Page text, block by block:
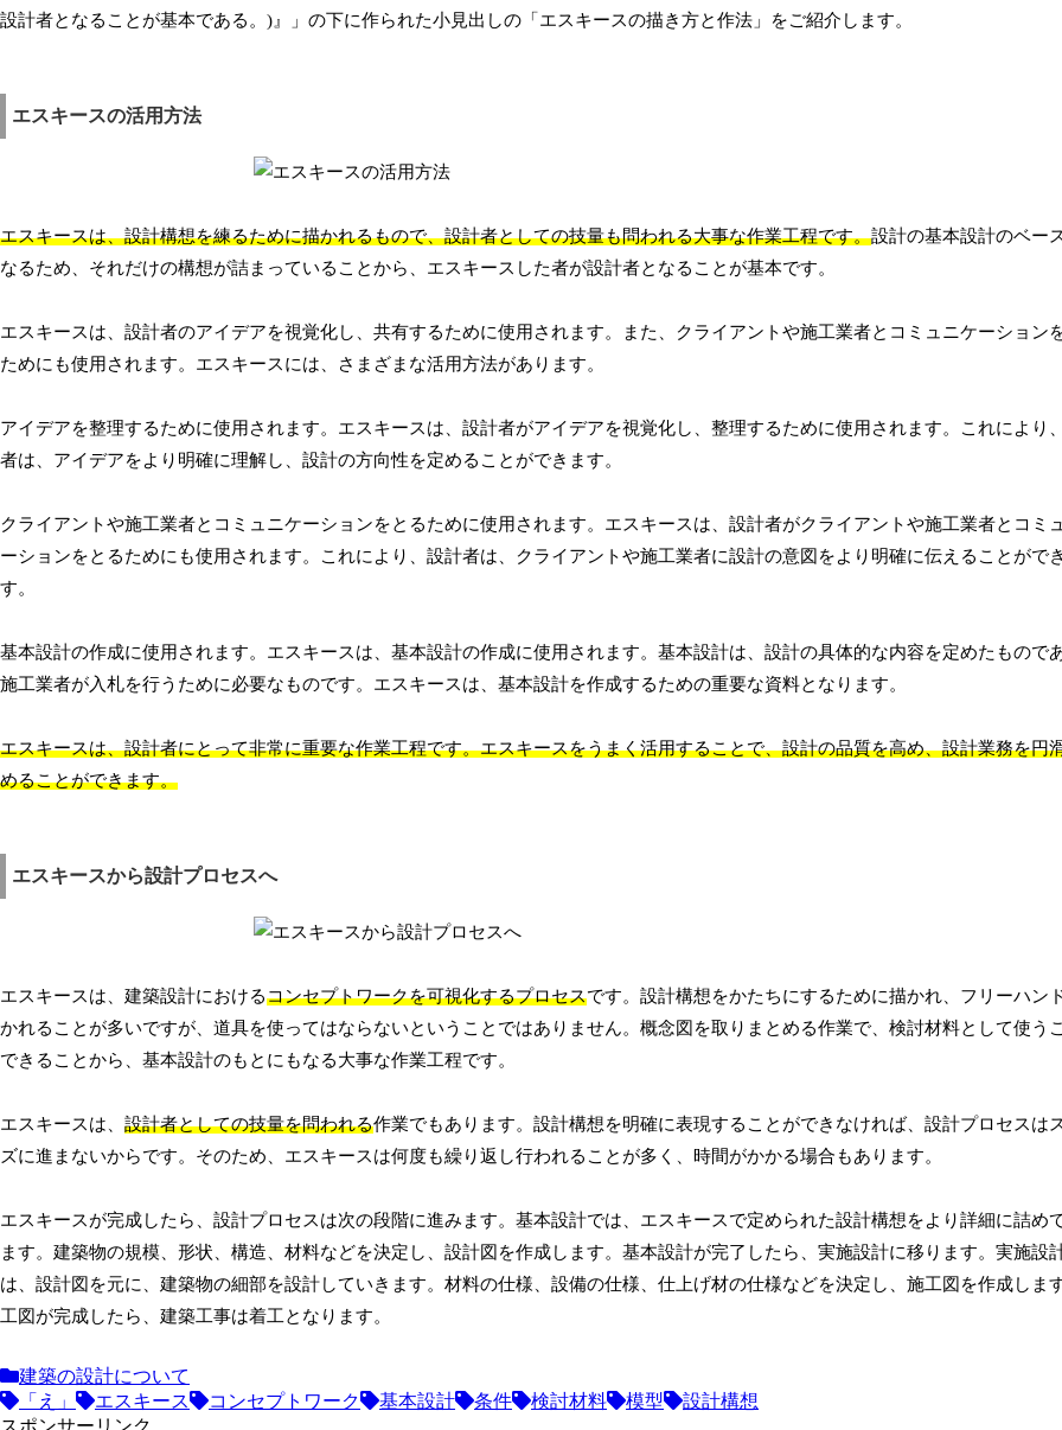
設計者となることが基本である。)』」の下に作られた小見出しの「エスキースの描き方と作法」をご紹介します。
エスキースの活用方法
エスキースは、設計構想を練るために描かれるもので、設計者としての技量も問われる大事な作業工程です。設計の基本設計のベー
なるため、それだけの構想が詰まっていることから、エスキースした者が設計者となることが基本です。
エスキースは、設計者のアイデアを視覚化し、共有するために使用されます。また、クライアントや施工業者とコミュニケーション
ためにも使用されます。エスキースには、さまざまな活用方法があります。
アイデアを整理するために使用されます。エスキースは、設計者がアイデアを視覚化し、整理するために使用されます。これにより
者は、アイデアをより明確に理解し、設計の方向性を定めることができます。
クライアントや施工業者とコミュニケーションをとるために使用されます。エスキースは、設計者がクライアントや施工業者とコミ
ーションをとるためにも使用されます。これにより、設計者は、クライアントや施工業者に設計の意図をより明確に伝えることがで
す。
基本設計の作成に使用されます。エスキースは、基本設計の作成に使用されます。基本設計は、設計の具体的な内容を定めたものであ
施工業者が入札を行うために必要なものです。エスキースは、基本設計を作成するための重要な資料となります。
エスキースは、設計者にとって非常に重要な作業工程です。エスキースをうまく活用することで、設計の品質を高め、設計業務を円
めることができます。
エスキースから設計プロセスへ
エスキースは、建築設計におけるコンセプトワークを可視化するプロセスです。設計構想をかたちにするために描かれ、フリーハン
かれることが多いですが、道具を使ってはならないということではありません。概念図を取りまとめる作業で、検討材料として使う
できることから、基本設計のもとにもなる大事な作業工程です。
エスキースは、 設計者としての技量を問われる作業でもあります。設計構想を明確に表現することができなければ、設計プロセスは
ズに進まないからです。そのため、エスキースは何度も繰り返し行われることが多く、時間がかかる場合もあります。
エスキースが完成したら、設計プロセスは次の段階に進みます。基本設計では、エスキースで定められた設計構想をより詳細に詰め
ます。建築物の規模、形状、構造、材料などを決定し、設計図を作成します。基本設計が完了したら、実施設計に移ります。実施設
は、設計図を元に、建築物の細部を設計していきます。材料の仕様、設備の仕様、仕上げ材の仕様などを決定し、施工図を作成しま
工図が完成したら、建築工事は着工となります。
建築の設計について
「え」
エスキース コンセプトワーク 基本設計 条件 検討材料 模型
設計構想